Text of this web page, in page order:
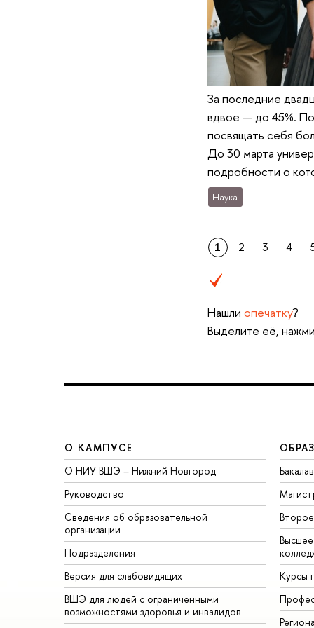
За последние
вдвое — до 45%.
посвящать себя
До 30 марта
подробности о
Наука
1 2 3 4
Нашли опечатку?
Выделите её,
О КАМПУСЕ
О НИУ ВШЭ – Нижний Новгород
Руководство
Сведения об образовательной
организации
Подразделения
Версия для слабовидящих
ВШЭ для людей с ограниченными
возможностями здоровья и инвалидов
Курсы